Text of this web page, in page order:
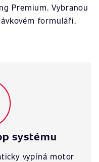
Premium. Vybranou
formuláři.
systému
vypíná motor